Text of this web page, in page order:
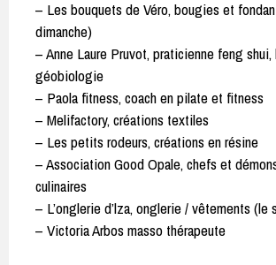
– Les bouquets de Véro, bougies et
dimanche)
– Anne Laure Pruvot, praticienne feng
géobiologie
– Paola fitness, coach en pilate et fitness
– Melifactory, créations textiles
– Les petits rodeurs, créations en résine
– Association Good Opale, chefs et
culinaires
– L’onglerie d’lza, onglerie / vêtements (le
– Victoria Arbos masso thérapeute